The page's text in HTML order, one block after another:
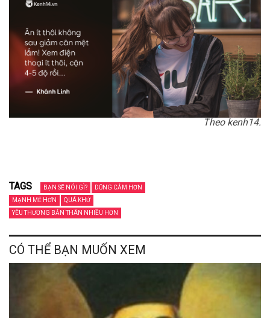
Theo kenh14.
BẠN SẼ NÓI GÌ?
DŨNG CẢM HƠN